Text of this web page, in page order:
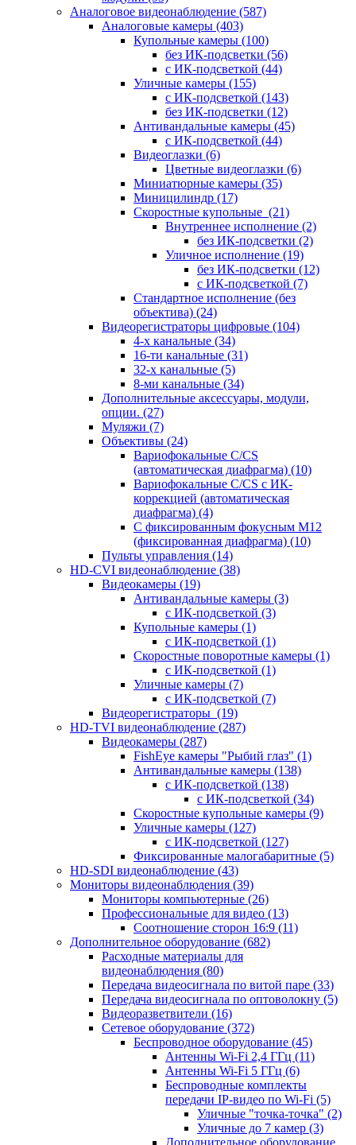
Аналоговое видеонаблюдение (587)
Аналоговые камеры (403)
Купольные камеры (100)
без ИК-подсветки (56)
с ИК-подсветкой (44)
Уличные камеры (155)
с ИК-подсветкой (143)
без ИК-подсветки (12)
Антивандальные камеры (45)
с ИК-подсветкой (44)
Видеоглазки (6)
Цветные видеоглазки (6)
Миниатюрные камеры (35)
Миницилиндр (17)
Скоростные купольные (21)
Внутреннее исполнение (2)
без ИК-подсветки (2)
Уличное исполнение (19)
без ИК-подсветки (12)
с ИК-подсветкой (7)
Стандартное исполнение (без
объектива) (24)
Видеорегистраторы цифровые (104)
4-х канальные (34)
16-ти канальные (31)
32-х канальные (5)
8-ми канальные (34)
Дополнительные аксессуары, модули,
опции. (27)
Муляжи (7)
Объективы (24)
Вариофокальные C/CS
(автоматическая диафрагма) (10)
Вариофокальные C/CS с ИК-
коррекцией (автоматическая
диафрагма) (4)
С фиксированным фокусным М12
(фиксированная диафрагма) (10)
Пульты управления (14)
HD-CVI видеонаблюдение (38)
Видеокамеры (19)
Антивандальные камеры (3)
с ИК-подсветкой (3)
Купольные камеры (1)
с ИК-подсветкой (1)
Скоростные поворотные камеры (1)
с ИК-подсветкой (1)
Уличные камеры (7)
с ИК-подсветкой (7)
Видеорегистраторы (19)
HD-TVI видеонаблюдение (287)
Видеокамеры (287)
FishEye камеры "Рыбий глаз" (1)
Антивандальные камеры (138)
с ИК-подсветкой (138)
с ИК-подсветкой (34)
Скоростные купольные камеры (9)
Уличные камеры (127)
с ИК-подсветкой (127)
Фиксированные малогабаритные (5)
HD-SDI видеонаблюдение (43)
Мониторы видеонаблюдения (39)
Мониторы компьютерные (26)
Профессиональные для видео (13)
Соотношение сторон 16:9 (11)
Дополнительное оборудование (682)
Расходные материалы для
видеонаблюдения (80)
Передача видеосигнала по витой паре (33)
Передача видеосигнала по оптоволокну (5)
Видеоразветвители (16)
Сетевое оборудование (372)
Беспроводное оборудование (45)
Антенны Wi-Fi 2,4 ГГц (11)
Антенны Wi-Fi 5 ГГц (6)
Беспроводные комплекты
передачи IP-видео по Wi-Fi (5)
Уличные "точка-точка" (2)
Уличные до 7 камер (3)
Дополнительное оборудование